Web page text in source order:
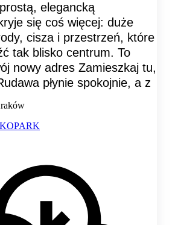
elegancką
się coś więcej: duże
cisza i przestrzeń, które
tak blisko centrum. To
nowy adres Zamieszkaj tu,
płynie spokojnie, a z